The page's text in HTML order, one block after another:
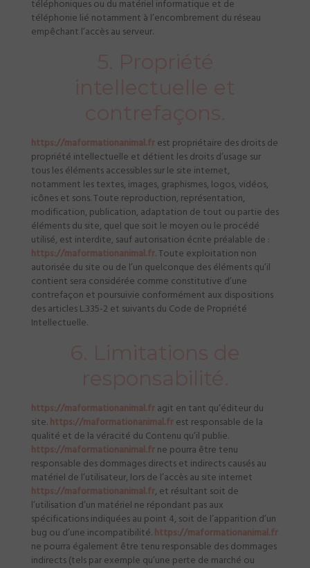
téléphoniques ou du matériel informatique et de
téléphonie lié notamment à l’encombrement du réseau
empêchant l’accès au serveur.
https://maformationanimal.frest propriétaire des droits de
propriété intellectuelle et détient les droits d’usage sur
tous les éléments accessibles sur le site internet,
notamment les textes, images, graphismes, logos, vidéos,
icônes et sons. Toute reproduction, représentation,
modification, publication, adaptation de tout ou partie des
éléments du site, quel que soit le moyen ou le procédé
utilisé, est interdite, sauf autorisation écrite préalable de :
https://maformationanimal.fr. Toute exploitation non
autorisée du site ou de l’un quelconque des éléments qu’il
contient sera considérée comme constitutive d’une
contrefaçon et poursuivie conformément aux dispositions
des articles L.335-2 et suivants du Code de Propriété
Intellectuelle.
https://maformationanimal.fragit en tant qu’éditeur du
site. https://maformationanimal.frest responsable de la
qualité et de la véracité du Contenu qu’il publie.
https://maformationanimal.frne pourra être tenu
responsable des dommages directs et indirects causés au
matériel de l’utilisateur, lors de l’accès au site internet
https://maformationanimal.fr, et résultant soit de
l’utilisation d’un matériel ne répondant pas aux
spécifications indiquées au point 4, soit de l’apparition d’un
bug ou d’une incompatibilité. https://maformationanimal.fr
ne pourra également être tenu responsable des dommages
indirects (tels par exemple qu’une perte de marché ou